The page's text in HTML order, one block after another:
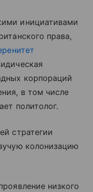
инициативами
права,
корпораций
в том числе
политолог.
стратегии
колонизацию
низкого